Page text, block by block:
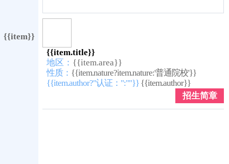
{{item}}
{{item.title}}
地区： {{item.area}}
性质： {{item.nature?item.nature:'普通院校'}}
{{item.author?"认证：":""}} {{item.author}}
招生简章